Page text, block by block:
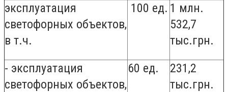
эксплуатация
светофорных объектов,
в т.ч.
100 ед. 1 млн.
532,7
тыс.грн.
- эксплуатация
светофорных объектов,
60 ед.
231,2
тыс.грн.